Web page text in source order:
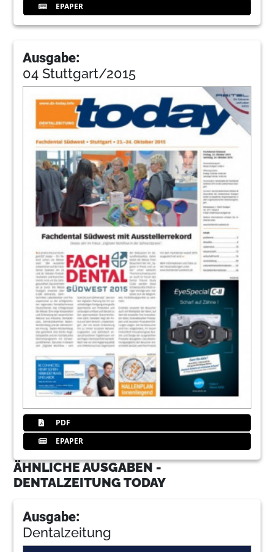
EPAPER
Ausgabe:
04 Stuttgart/2015
PDF
EPAPER
ÄHNLICHE AUSGABEN -
DENTALZEITUNG TODAY
Ausgabe:
Dentalzeitung